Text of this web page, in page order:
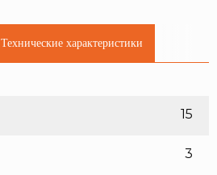
Технические характеристики
15
3